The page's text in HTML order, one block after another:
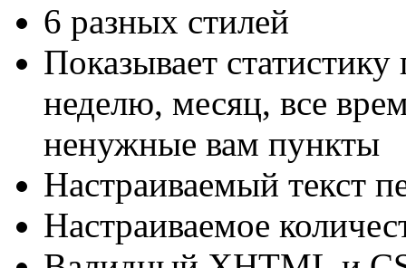
6 разных стилей
Показывает статистику
неделю, месяц, все
ненужные вам пункты
Настраиваемый текст
Настраиваемое